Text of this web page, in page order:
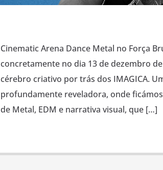
Cinematic Arena Dance Metal no Força
concretamente no dia 13 de dezembro
cérebro criativo por trás dos IMAGICA.
profundamente reveladora, onde
de Metal, EDM e narrativa visual, que […]